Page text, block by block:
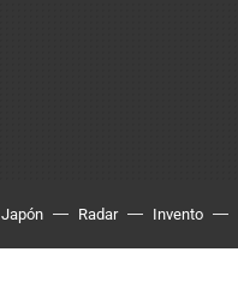
Japón Radar Invento